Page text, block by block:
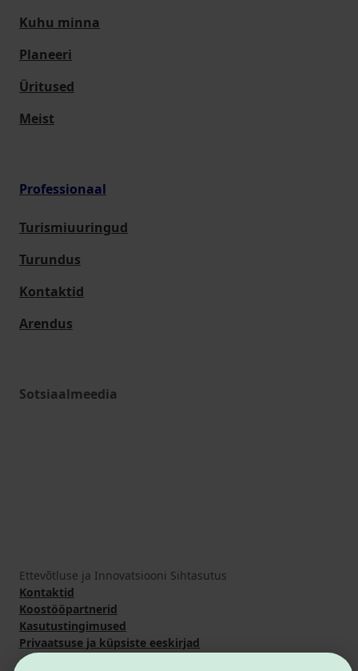
Kuhu minna
Planeeri
Üritused
Meist
Professionaal
Turismiuuringud
Turundus
Kontaktid
Arendus
Sotsiaalmeedia
Ettevõtluse ja Innovatsiooni Sihtasutus
Kontaktid
Koostööpartnerid
Kasutustingimused
Privaatsuse ja küpsiste eeskirjad